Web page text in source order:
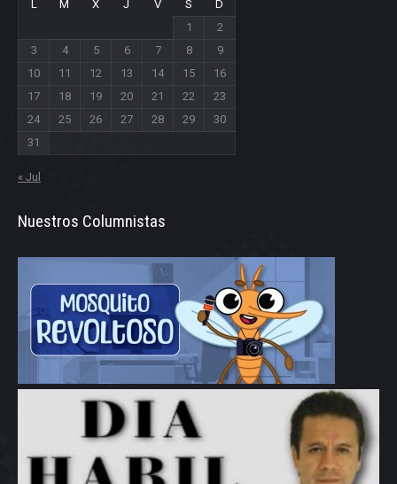
L
M X J V S
D
1
2
3
4 5 6 7 8
9
10
11 12 13 14 15
16
17
18 19 20 21 22
23
24
25 26 27 28 29
30
31
« Jul
Nuestros Columnistas